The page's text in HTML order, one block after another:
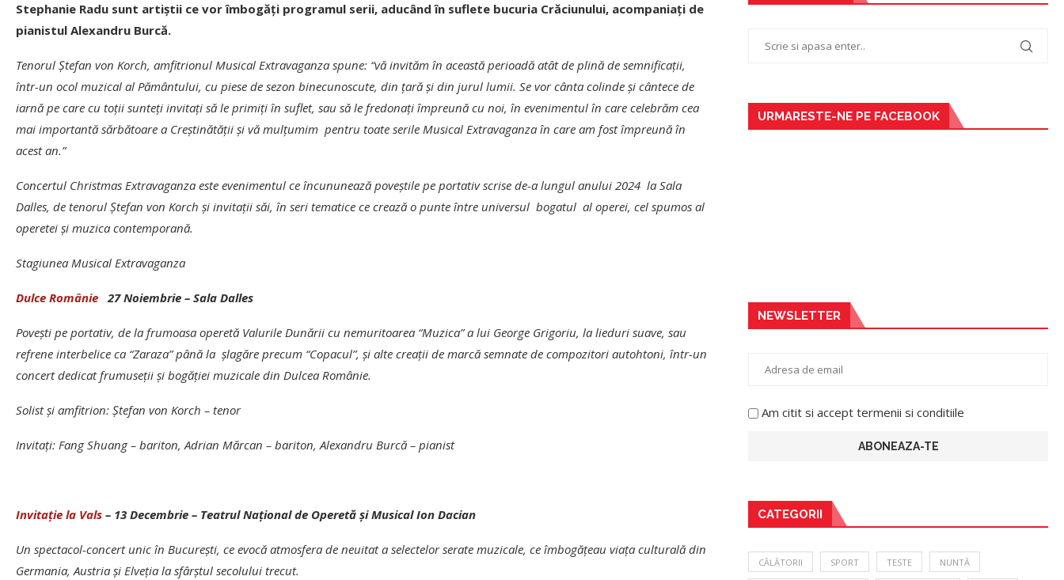
Stephanie Radu sunt artiştii ce vor îmbogăţi programul serii, aducând în suflete bucuria Crăciunului, acompaniaţi de
pianistul Alexandru Burcă.
Tenorul Ştefan von Korch, amfitrionul Musical Extravaganza spune: “vă invităm în această perioadă atât de plină de semnificații,
într-un ocol muzical al Pământului, cu piese de sezon binecunoscute, din ţară şi din jurul lumii. Se vor cânta colinde şi cântece de
iarnă pe care cu toţii sunteţi invitaţi să le primiţi în suflet, sau să le fredonaţi împreună cu noi, în evenimentul în care celebrăm cea
mai importantă sărbătoare a Creştinătăţii şi vă mulţumim pentru toate serile Musical Extravaganza în care am fost împreună în
acest an.”
Concertul Christmas Extravaganza este evenimentul ce încununează poveştile pe portativ scrise de-a lungul anului 2024 la Sala
Dalles, de tenorul Ştefan von Korch şi invitaţii săi, în seri tematice ce crează o punte între universul bogatul al operei, cel spumos al
operetei şi muzica contemporană.
Stagiunea Musical Extravaganza
Dulce Românie 27 Noiembrie – Sala Dalles
Povești pe portativ, de la frumoasa operetă Valurile Dunării cu nemuritoarea “Muzica” a lui George Grigoriu, la lieduri suave, sau
refrene interbelice ca “Zaraza” până la şlagăre precum “Copacul”, şi alte creaţii de marcă semnate de compozitori autohtoni, într-un
concert dedicat frumuseţii şi bogăţiei muzicale din Dulcea Românie.
Solist şi amfitrion: Ştefan von Korch – tenor
Invitaţi: Fang Shuang – bariton, Adrian Mărcan – bariton, Alexandru Burcă – pianist
Invitaţie la Vals – 13 Decembrie – Teatrul Naţional de Operetă şi Musical Ion Dacian
Un spectacol-concert unic în Bucureşti, ce evocă atmosfera de neuitat a selectelor serate muzicale, ce îmbogăţeau viaţa culturală din
Germania, Austria şi Elveţia la sfârştul secolului trecut.
URMARESTE-NE PE FACEBOOK
NEWSLETTER
Am citit si accept termenii si conditiile
CATEGORII
CĂLĂTORII SPORT TESTE NUNTĂ